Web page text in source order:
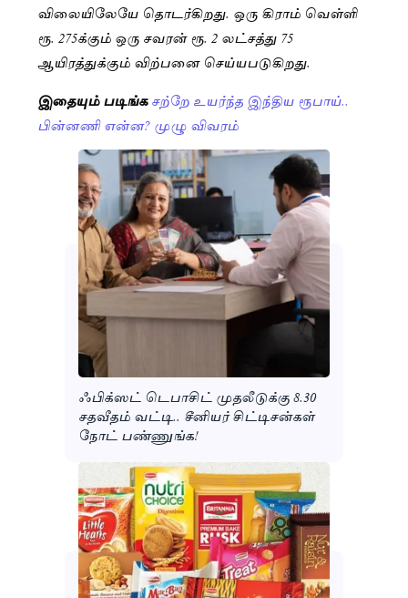
விலையிலேயே தொடர்கிறது. ஒரு கிராம் வெள்ளி
ரூ. 275க்கும் ஒரு சவரன் ரூ. 2 லட்சத்து 75
ஆயிரத்துக்கும் விற்பனை செய்யபடுகிறது.
இதையும் படிங்கசற்றே உயர்ந்த இந்திய ரூபாய்..
பின்னணி என்ன? முழு விவரம்
ஃபிக்ஸட் டெபாசிட் முதலீடுக்கு 8.30
சதவீதம் வட்டி.. சீனியர் சிட்டிசன்கள்
நோட் பண்ணுங்க!